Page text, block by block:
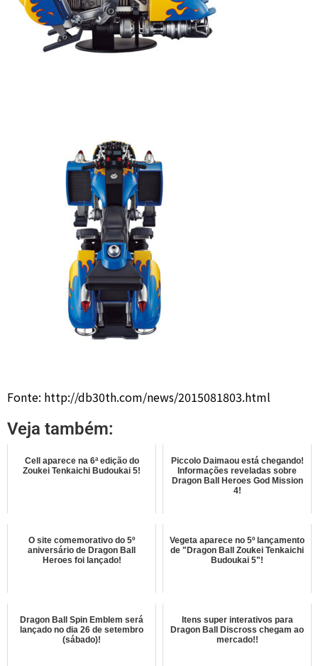
Fonte: http://db30th.com/news/2015081803.html
Veja também:
Cell aparece na 6ª edição do
Zoukei Tenkaichi Budoukai 5!
Piccolo Daimaou está chegando!
Informações reveladas sobre
Dragon Ball Heroes God Mission
4!
O site comemorativo do 5º
aniversário de Dragon Ball
Heroes foi lançado!
Vegeta aparece no 5º lançamento
de "Dragon Ball Zoukei Tenkaichi
Budoukai 5"!
Dragon Ball Spin Emblem será
lançado no dia 26 de setembro
(sábado)!
Itens super interativos para
Dragon Ball Discross chegam ao
mercado!!